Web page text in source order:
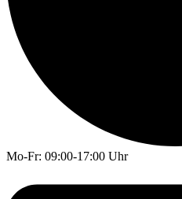
Mo-Fr: 09:00-17:00 Uhr